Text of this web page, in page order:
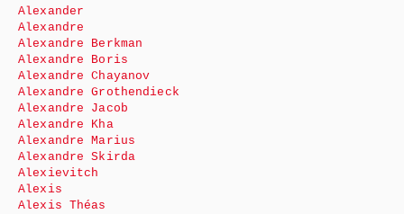
Alexander
Alexandre
Alexandre Berkman
Alexandre Boris
Alexandre Chayanov
Alexandre Grothendieck
Alexandre Jacob
Alexandre Kha
Alexandre Marius
Alexandre Skirda
Alexievitch
Alexis
Alexis Théas